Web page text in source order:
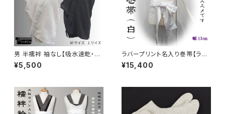
男 半襦袢 袖なし【吸水速乾・接
触冷感】
¥5,500
ラバープリント名入り巻帯【ラメ
入り白】
¥15,400